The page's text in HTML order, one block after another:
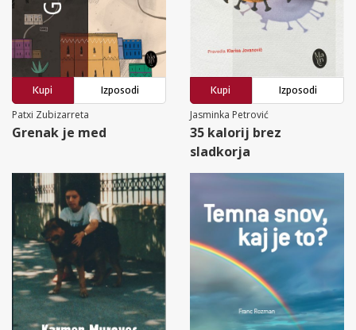
Kupi
Izposodi
Patxi Zubizarreta
Grenak je med
Kupi
Izposodi
Jasminka Petrović
35 kalorij brez
sladkorja